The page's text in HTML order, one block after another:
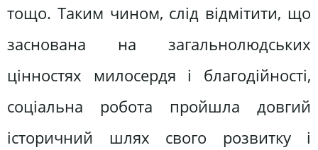
тощо. Таким чином, слід відмітити, що
заснована на загальнолюдських
цінностях милосердя і благодійності,
соціальна робота пройшла довгий
історичний шлях свого розвитку і